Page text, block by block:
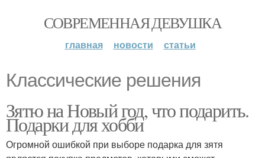
СОВРЕМЕННАЯ ДЕВУШКА
главная новости статьи
Классические решения
Зятю на Новый год, что подарить.
Подарки для хобби
Огромной ошибкой при выборе подарка для зятя